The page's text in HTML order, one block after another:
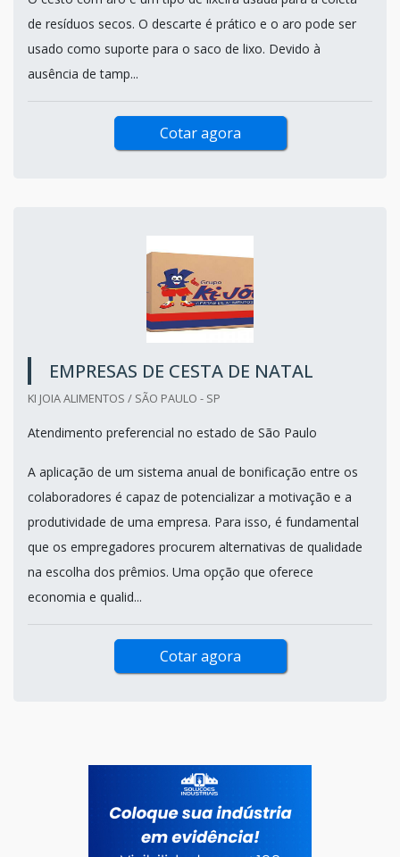
de resíduos secos. O descarte é prático e o aro pode ser
usado como suporte para o saco de lixo. Devido à
ausência de tamp...
Cotar agora
EMPRESAS DE CESTA DE NATAL
KI JOIA ALIMENTOS / SÃO PAULO - SP
Atendimento preferencial no estado de São Paulo
A aplicação de um sistema anual de bonificação entre os
colaboradores é capaz de potencializar a motivação e a
produtividade de uma empresa. Para isso, é fundamental
que os empregadores procurem alternativas de qualidade
na escolha dos prêmios. Uma opção que oferece
economia e qualid...
Cotar agora